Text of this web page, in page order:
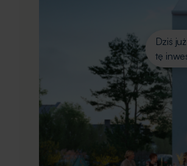
Dziś już
tę